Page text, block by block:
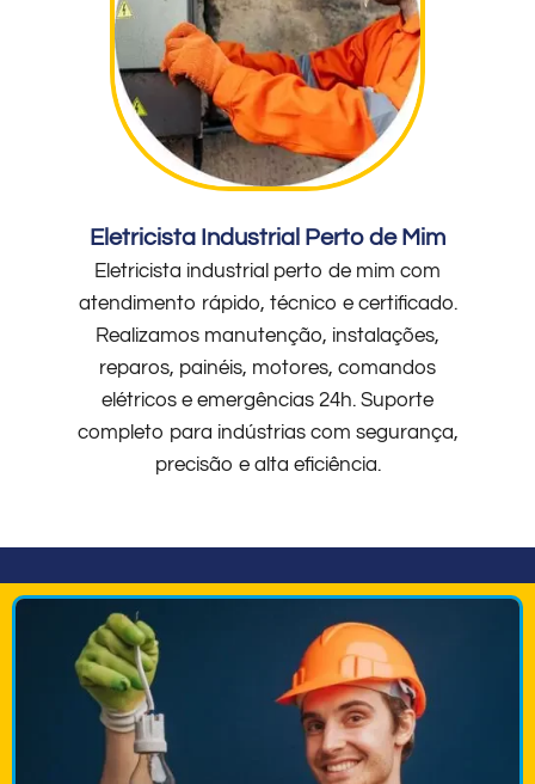
Eletricista Industrial Perto de Mim
Eletricista industrial perto de mim com
atendimento rápido, técnico e certificado.
Realizamos manutenção, instalações,
reparos, painéis, motores, comandos
elétricos e emergências 24h. Suporte
completo para indústrias com segurança,
precisão e alta eficiência.